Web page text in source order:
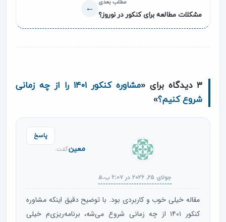
مطلب بعدی
مشکلات مطالعه برای کنکور در نوروز؟
←
۳ دیدگاه برای «
مشاوره کنکور ۱۴۰۱ را از چه زمانی
شروع کنیم؟»
معینگفت:
جولای ۲۵, ۲۰۲۶ در ۶:۰۷ ب.ظ
مقاله خیلی خوب و کاربردی بود. با توضیح دقیق اینکه مشاوره
کنکور ۱۴۰۱ از چه زمانی شروع می‌شه، برنامه‌ریزی‌م خیلی
پاسخ